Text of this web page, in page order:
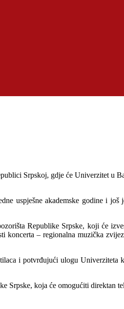
Srpskoj, gdje će Univerzitet u
uspješne akademske godine i još
Republike Srpske, koji će
koncerta – regionalna muzička
i potvrđujući ulogu Univerziteta
Srpske, koja će omogućiti direktan